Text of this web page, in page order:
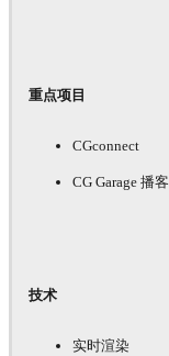
重点项目
CGconnect
CG Garage 播客
技术
实时渲染